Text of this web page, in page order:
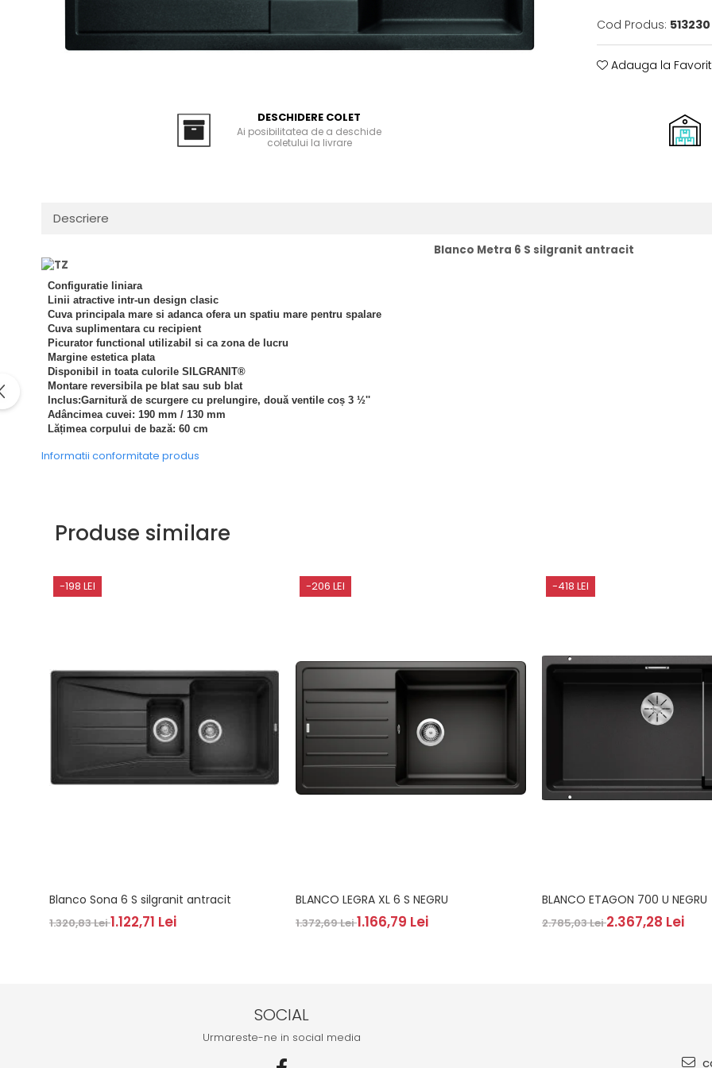
minibaruri incorporabile
Cuptoare
Incorporate
Masini de spalat vase
Complet incorporabile
Partial incorporabile
Ceramica
Domino( seturi modulare)
Electrice
Gaz
Inductie
Masini de spalat rufe cu uscator
Vitrine frigorifice si minibaruri
Cod Produs: 513230
Adauga la
DESCHIDERE COLET
Ai posibilitatea de a deschide
coletului la livrare
Descriere
Blanco Metra 6 S silgranit antracit
Configuratie liniara
Linii atractive intr-un design clasic
Cuva principala mare si adanca ofera un spatiu mare pentru spalare
Cuva suplimentara cu recipient
Picurator functional utilizabil si ca zona de lucru
Margine estetica plata
Disponibil in toata culorile SILGRANIT®
Montare reversibila pe blat sau sub blat
Inclus:Garnitură de scurgere cu prelungire, două ventile coș 3 ½''
Adâncimea cuvei: 190 mm / 130 mm
Lățimea corpului de bază: 60 cm
Informatii conformitate produs
Produse similare
-198 LEI
Blanco Sona 6 S silgranit antracit
1.320,83 Lei1.122,71 Lei
-206 LEI
BLANCO LEGRA XL 6 S NEGRU
1.372,69 Lei1.166,79 Lei
-418 LEI
BLANCO ETAGON 700 U NEGRU
2.785,03 Lei2.367,28 Lei
SOCIAL
Urmareste-ne in social media